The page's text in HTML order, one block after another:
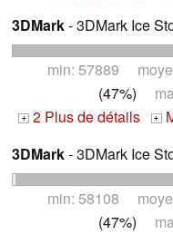
3DMark- 3DMark Ice
min: 57889
(47%)
+ 2 Plus de détails +
3DMark- 3DMark Ice
min: 58108
(47%)